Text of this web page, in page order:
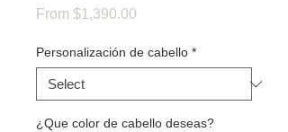
From $1,390.00
Personalización de cabello *
¿Que color de cabello deseas?